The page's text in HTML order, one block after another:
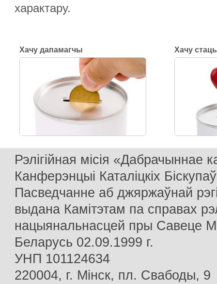
характару.
Хачу дапамагчы Хачу
Рэлігійная місія «Дабрачыннае
Канферэнцыі Каталіцкіх
Пасведчанне аб джяржаўнай
выдана Камітэтам па справах
нацыянальнасцей пры Савеце
Беларусь 02.09.1999 г.
УНП 101124634
220004, г. Мінск, пл. Свабоды, 9